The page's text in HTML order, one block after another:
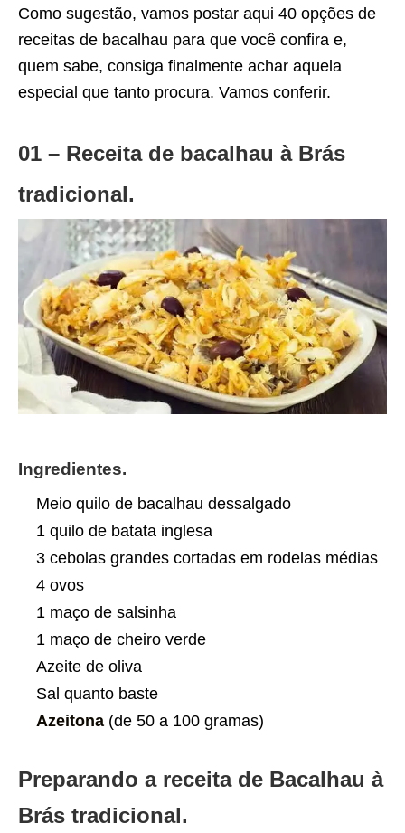
Como sugestão, vamos postar aqui 40 opções de
receitas de bacalhau para que você confira e,
quem sabe, consiga finalmente achar aquela
especial que tanto procura. Vamos conferir.
01 – Receita de bacalhau à Brás
tradicional.
Ingredientes.
Meio quilo de bacalhau dessalgado
1 quilo de batata inglesa
3 cebolas grandes cortadas em rodelas médias
4 ovos
1 maço de salsinha
1 maço de cheiro verde
Azeite de oliva
Sal quanto baste
Azeitona (de 50 a 100 gramas)
Preparando a receita de Bacalhau à
Brás tradicional.